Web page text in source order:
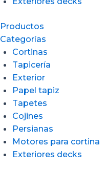
Productos
Categorías
Cortinas
Tapicería
Exterior
Papel tapiz
Tapetes
Cojines
Persianas
Motores para cortina
Exteriores decks